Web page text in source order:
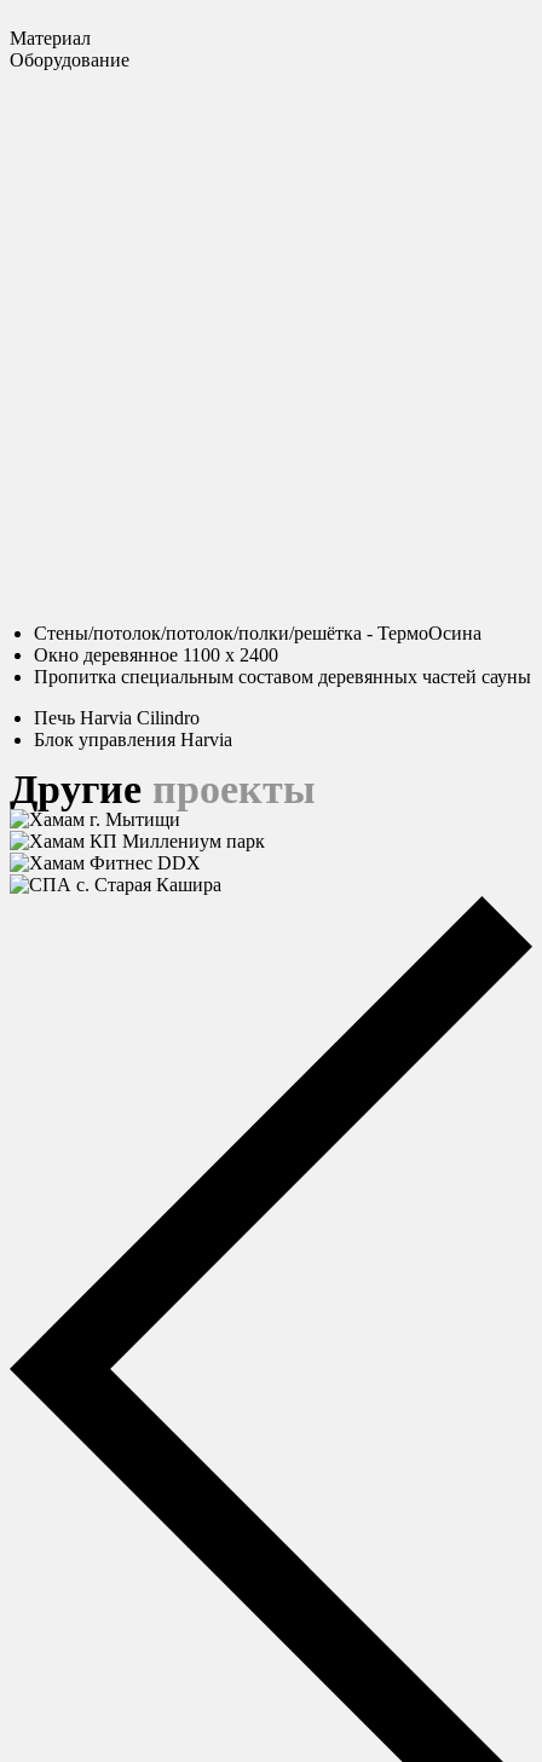
Материал
Оборудование
Стены/потолок/потолок/полки/решётка - ТермоОсина
Окно деревянное 1100 х 2400
Пропитка специальным составом деревянных частей сауны
Печь Harvia Cilindro
Блок управления Harvia
Другие проекты